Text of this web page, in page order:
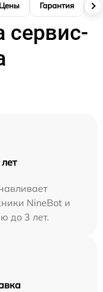
Цены Гарантия
сервис-
NineBot и
до 3 лет.